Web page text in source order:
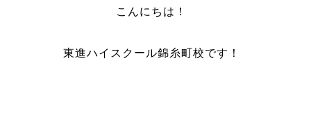
こんにちは！
東進ハイスクール錦糸町校です！